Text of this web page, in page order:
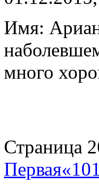
Имя:
много
Страница
Первая«10